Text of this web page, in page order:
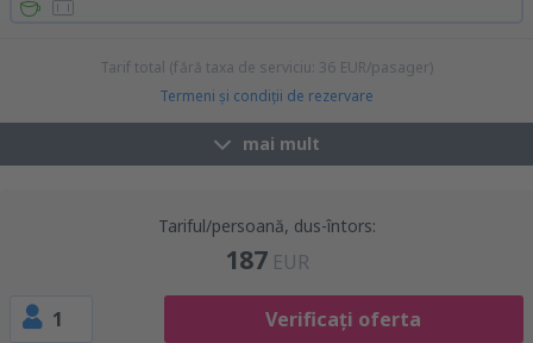
Tarif total (fără taxa de serviciu: 36 EUR/pasager)
Termeni şi condiţii de rezervare
mai mult
Tariful/persoană, dus-întors:
187 EUR
1 Verificați oferta